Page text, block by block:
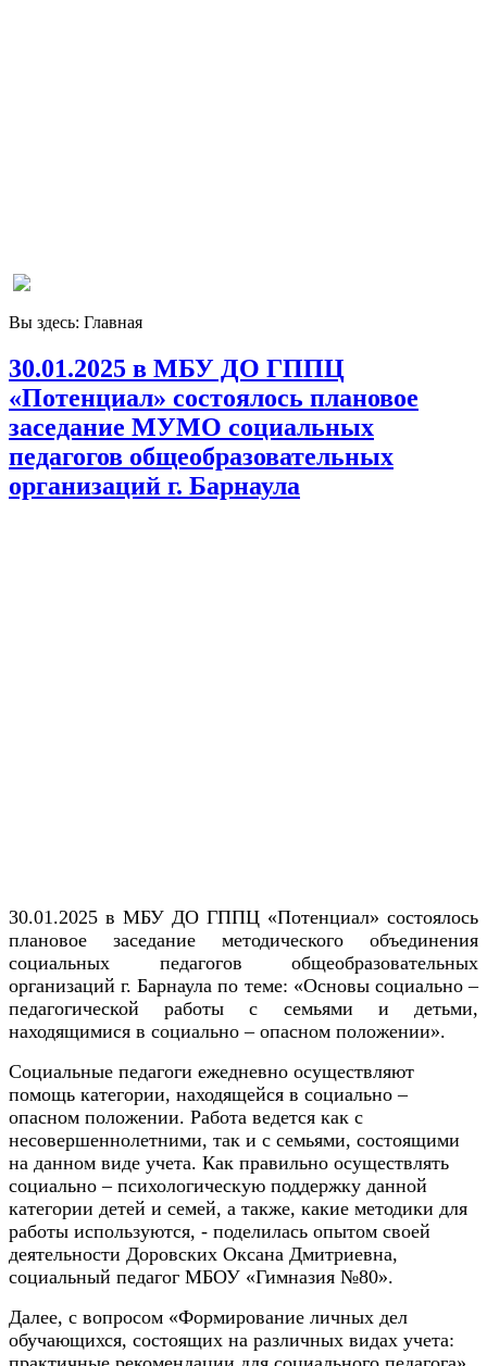
Вы здесь: Главная
30.01.2025 в МБУ ДО ГППЦ
«Потенциал» состоялось плановое
заседание МУМО социальных
педагогов общеобразовательных
организаций г. Барнаула
30.01.2025 в МБУ ДО ГППЦ «Потенциал» состоялось
плановое заседание методического объединения
социальных педагогов общеобразовательных
организаций г. Барнаула по теме: «Основы социально –
педагогической работы с семьями и детьми,
находящимися в социально – опасном положении».
Социальные педагоги ежедневно осуществляют
помощь категории, находящейся в социально –
опасном положении. Работа ведется как с
несовершеннолетними, так и с семьями, состоящими
на данном виде учета. Как правильно осуществлять
социально – психологическую поддержку данной
категории детей и семей, а также, какие методики для
работы используются, - поделилась опытом своей
деятельности Доровских Оксана Дмитриевна,
социальный педагог МБОУ «Гимназия №80».
Далее, с вопросом «Формирование личных дел
обучающихся, состоящих на различных видах учета: